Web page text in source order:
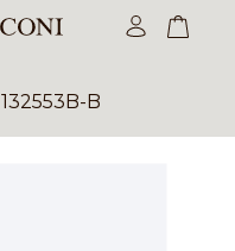
132553B-B